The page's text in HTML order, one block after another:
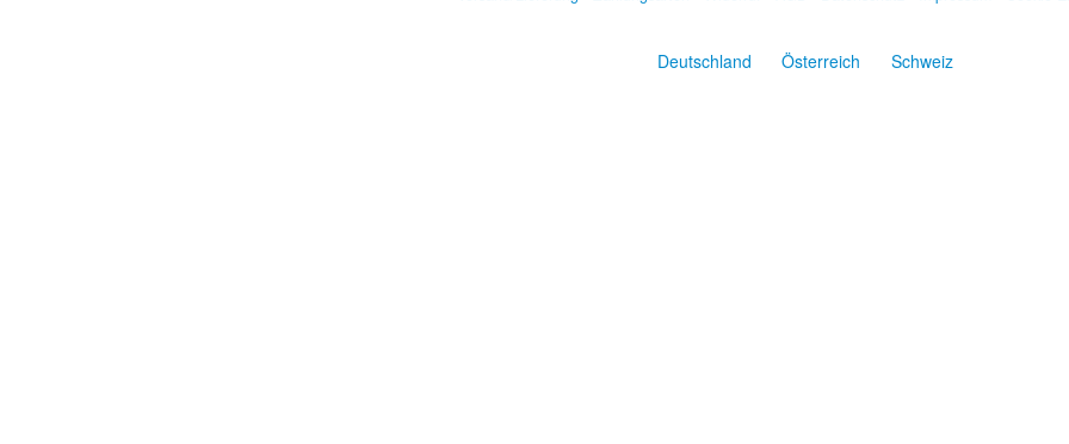
Deutschland Österreich Schweiz